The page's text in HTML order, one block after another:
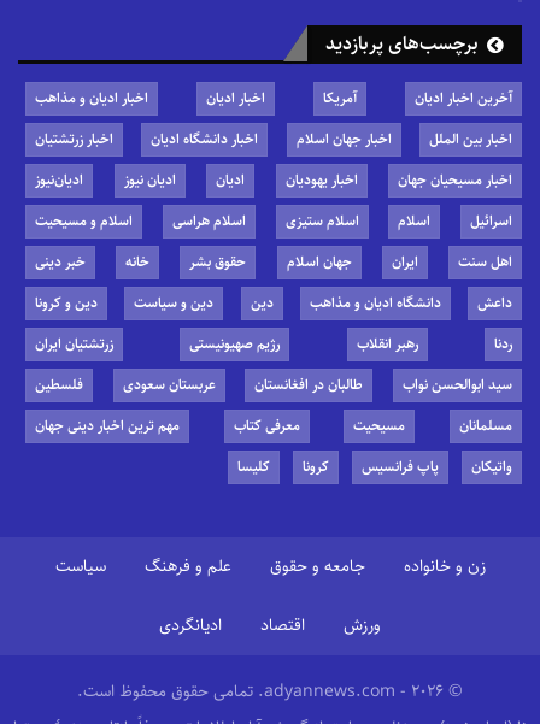
برچسب‌های پربازدید
آخرین اخبار ادیان آمریکا اخبار ادیان
اخبار ادیان و مذاهب
اخبار بین الملل
اخبار جهان اسلام اخبار دانشگاه ادیان
اخبار زرتشتیان
اخبار مسیحیان جهان
اخبار یهودیان ادیان ادیان نیوز
ادیان‌نیوز
اسرائیل
اسلام اسلام ستیزی اسلام هراسی
اسلام و مسیحیت
اهل سنت
ایران جهان اسلام حقوق بشر خانه
خبر دینی
داعش
دانشگاه ادیان و مذاهب دین دین و سیاست
دین و کرونا
ردنا
رهبر انقلاب رژیم صهیونیستی
زرتشتیان ایران
سید ابوالحسن نواب
طالبان در افغانستان عربستان سعودی
فلسطین
مسلمانان
مسیحیت معرفی کتاب
مهم ترین اخبار دینی جهان
واتیکان
پاپ فرانسیس کرونا کلیسا
زن و خانواده جامعه و حقوق علم و فرهنگ سیاست
ورزش اقتصاد ادیانگردی
© 2026 - adyannews.com. تمامی حقوق محفوظ است.